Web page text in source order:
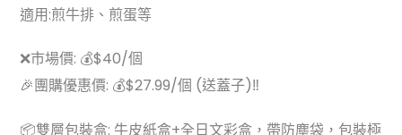
適用:煎牛排、煎蛋等
❌市場價: 💰$40/個
🎉團購優惠價: 💰$27.99/個 (送蓋子)‼️
📦雙層包裝盒: 牛皮紙盒+全日文彩盒，帶防塵袋，包裝極